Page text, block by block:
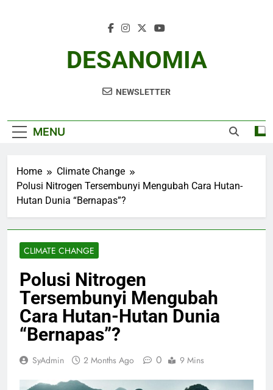
DESANOMIA
NEWSLETTER
MENU
Home
Climate Change
Polusi Nitrogen Tersembunyi Mengubah Cara Hutan-
Hutan Dunia “Bernapas”?
CLIMATE CHANGE
Polusi Nitrogen
Tersembunyi Mengubah
Cara Hutan-Hutan Dunia
“Bernapas”?
SyAdmin 2 Months Ago 0 9 Mins